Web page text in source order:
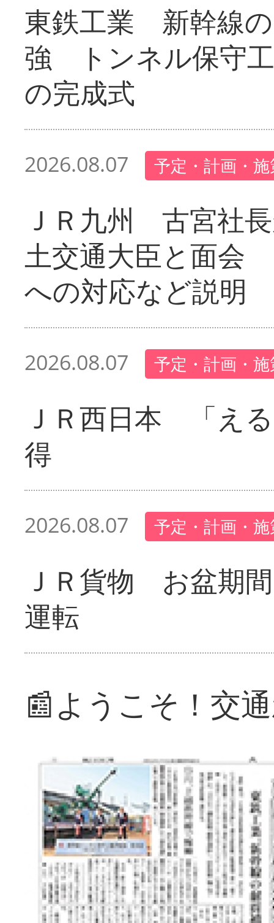
東鉄工業 新幹線
強 トンネル保守
の完成式
2026.08.07 予定・計画・
ＪＲ九州 古宮社
土交通大臣と面会
への対応など説明
2026.08.07 予定・計画・
ＪＲ西日本 「え
得
2026.08.07 予定・計画・
ＪＲ貨物 お盆期
運転
📰ようこそ！交